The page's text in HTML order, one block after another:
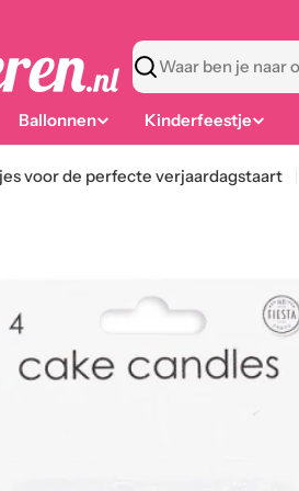
Zoeken
Ballonnen Kinderfeestje
voor de perfecte verjaardagstaart